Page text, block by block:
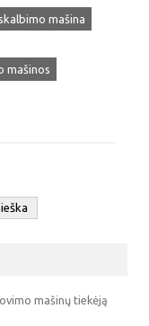
mašina
mašinos
mašinų tiekėją